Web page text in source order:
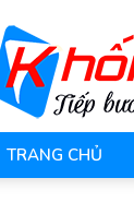
TRANG CHỦ